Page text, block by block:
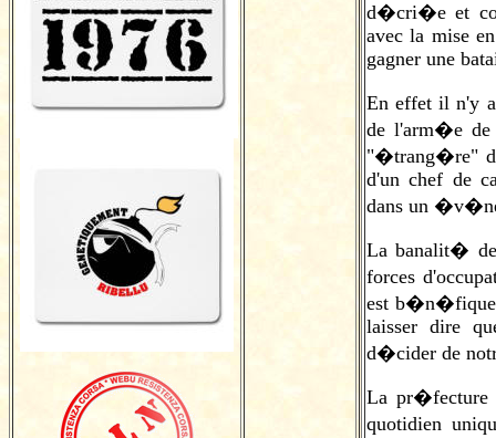
d�cri�e et
avec la mise
gagner une
En effet il n'y
de l'arm�e de
"�trang�re"
d'un chef de
dans un
La banalit�
forces
est
laisser dire
d�cider de
La pr�fecture
quotidien